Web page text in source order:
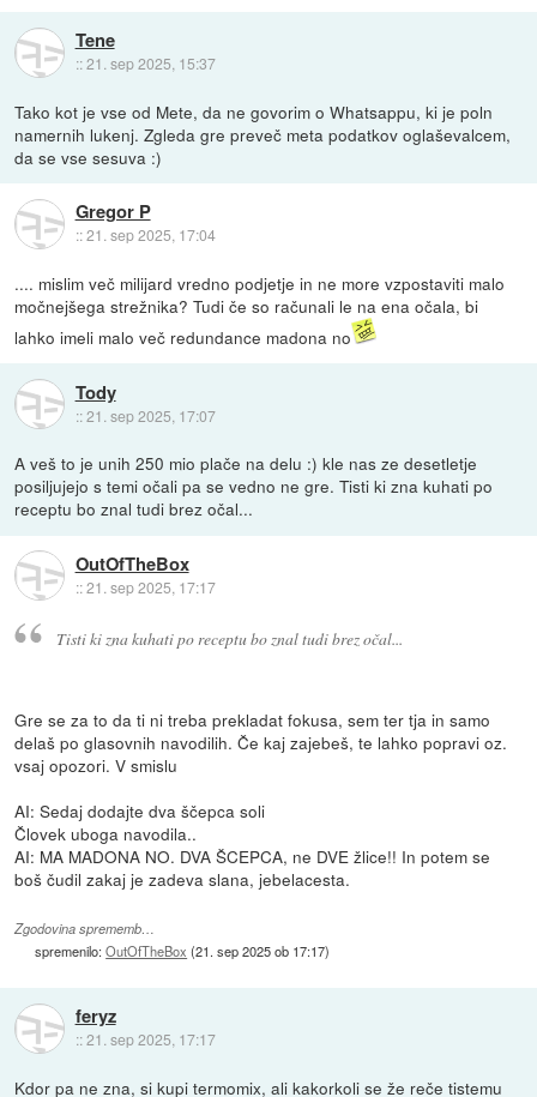
Tene
::21. sep 2025, 15:37
Tako kot je vse od Mete, da ne govorim o Whatsappu, ki je poln
namernih lukenj. Zgleda gre preveč meta podatkov oglaševalcem,
da se vse sesuva :)
Gregor P
::21. sep 2025, 17:04
.... mislim več milijard vredno podjetje in ne more vzpostaviti malo
močnejšega strežnika? Tudi če so računali le na ena očala, bi
lahko imeli malo več redundance madona no
Tody
::21. sep 2025, 17:07
A veš to je unih 250 mio plače na delu :) kle nas ze desetletje
posiljujejo s temi očali pa se vedno ne gre. Tisti ki zna kuhati po
receptu bo znal tudi brez očal...
OutOfTheBox
::21. sep 2025, 17:17
Tisti ki zna kuhati po receptu bo znal tudi brez očal...
Gre se za to da ti ni treba prekladat fokusa, sem ter tja in samo
delaš po glasovnih navodilih. Če kaj zajebeš, te lahko popravi oz.
vsaj opozori. V smislu
AI: Sedaj dodajte dva ščepca soli
Človek uboga navodila..
AI: MA MADONA NO. DVA ŠCEPCA, ne DVE žlice!! In potem se
boš čudil zakaj je zadeva slana, jebelacesta.
Zgodovina sprememb…
spremenilo:OutOfTheBox (21. sep 2025 ob 17:17)
feryz
::21. sep 2025, 17:17
Kdor pa ne zna, si kupi termomix, ali kakorkoli se že reče tistemu